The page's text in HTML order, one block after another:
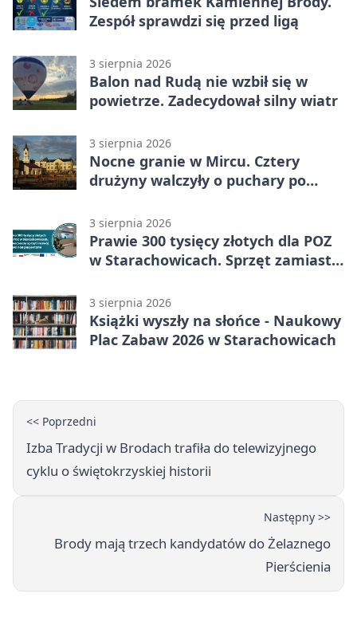
Zespół sprawdzi się przed ligą
3 sierpnia 2026
Balon nad Rudą nie wzbił się w
powietrze. Zadecydował silny wiatr
3 sierpnia 2026
Nocne granie w Mircu. Cztery
drużyny walczyły o puchary po
3 sierpnia 2026
Prawie 300 tysięcy złotych dla POZ
w Starachowicach. Sprzęt zamiast
3 sierpnia 2026
Książki wyszły na słońce - Naukowy
Plac Zabaw 2026 w Starachowicach
<< Poprzedni
Izba Tradycji w Brodach trafiła do telewizyjnego
cyklu o świętokrzyskiej historii
Następny >>
Brody mają trzech kandydatów do Żelaznego
Pierścienia